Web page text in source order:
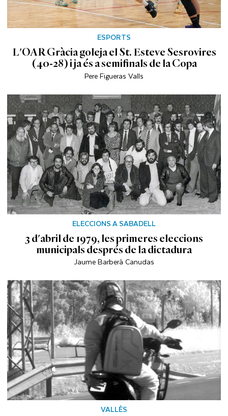
ESPORTS
L'OAR Gràcia goleja el St. Esteve Sesrovires
(40-28) i ja és a semifinals de la Copa
Pere Figueras Valls
ELECCIONS A SABADELL
3 d'abril de 1979, les primeres eleccions
municipals després de la dictadura
Jaume Barberà Canudas
VALLÈS